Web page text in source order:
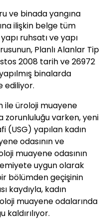
ve binada yangına
ilişkin belge tüm
ruhsatı ve yapı
Planlı Alanlar Tip
2008 tarih ve 26972
binalarda
ediliyor.
ile üroloji muayene
zorunluluğu varken, yeni
(USG) yapılan kadın
odasının ve
muayene odasının
uygun olarak
bölümden geçişinin
kaydıyla, kadın
muayene odalarında